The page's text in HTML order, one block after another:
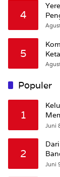
4
5
Populer
1
Juni
2
Juni